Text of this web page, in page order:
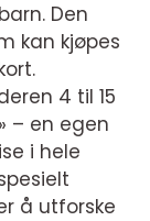
Den
kan kjøpes
4 til 15
– en egen
i hele
å utforske